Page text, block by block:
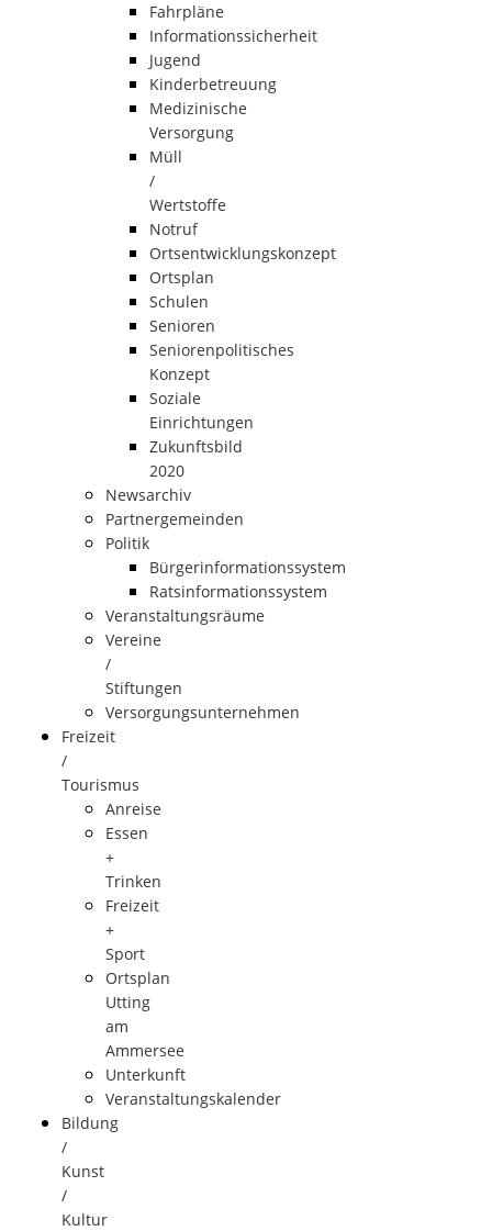
Fahrpläne
Informationssicherheit
Jugend
Kinderbetreuung
Medizinische
Versorgung
Müll
/
Wertstoffe
Notruf
Ortsentwicklungskonzept
Ortsplan
Schulen
Senioren
Seniorenpolitisches
Konzept
Soziale
Einrichtungen
Zukunftsbild
2020
Newsarchiv
Partnergemeinden
Politik
Bürgerinformationssystem
Ratsinformationssystem
Veranstaltungsräume
Vereine
/
Stiftungen
Versorgungsunternehmen
Freizeit
/
Tourismus
Anreise
Essen
+
Trinken
Freizeit
+
Sport
Ortsplan
Utting
am
Ammersee
Unterkunft
Veranstaltungskalender
Bildung
/
Kunst
/
Kultur